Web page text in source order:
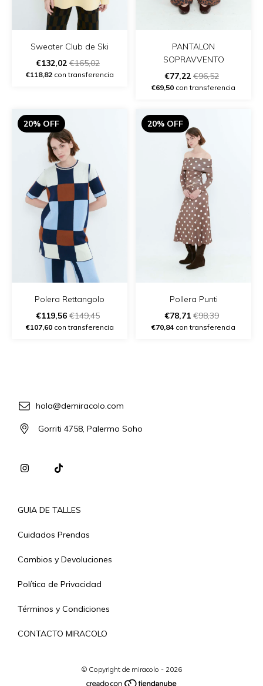
Sweater Club de Ski
€132,02 €165,02
€118,82con transferencia
PANTALON
SOPRAVVENTO
€77,22 €96,52
€69,50 con transferencia
20% OFF
Polera Rettangolo
€119,56 €149,45
€107,60con transferencia
20% OFF
Pollera Punti
€78,71 €98,39
€70,84 con transferencia
hola@demiracolo.com
Gorriti 4758, Palermo Soho
GUIA DE TALLES
Cuidados Prendas
Cambios y Devoluciones
Política de Privacidad
Términos y Condiciones
CONTACTO MIRACOLO
© Copyright de miracolo - 2026